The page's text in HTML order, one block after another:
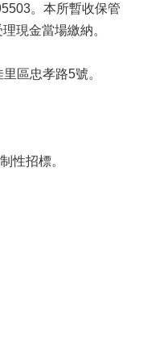
。本所暫收保管
現金當場繳納。
區忠孝路5號。
性招標。